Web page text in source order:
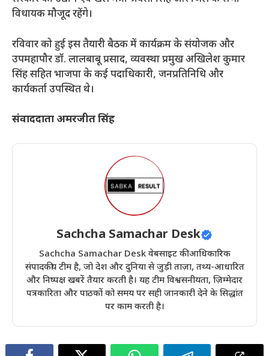
विधायक मौजूद रहेंगे।
​रविवार को हुई इस तैयारी बैठक में कार्यक्रम के संयोजक और
उपमहापौर डॉ. लालबाबू प्रसाद, व्यवस्था प्रमुख अखिलेश कुमार
सिंह सहित भाजपा के कई पदाधिकारी, जनप्रतिनिधि और
कार्यकर्ता उपस्थित थे।
संवाददाता अमरजीत सिंह
Sachcha Samachar Desk
Sachcha Samachar Desk वेबसाइट की आधिकारिक
संपादकीय टीम है, जो देश और दुनिया से जुड़ी ताज़ा, तथ्य-आधारित
और निष्पक्ष खबरें तैयार करती है। यह टीम विश्वसनीयता, ज़िम्मेदार
पत्रकारिता और पाठकों को समय पर सही जानकारी देने के सिद्धांत
पर काम करती है।